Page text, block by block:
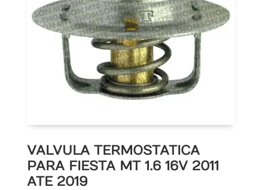
VALVULA TERMOSTATICA
PARA FIESTA MT 1.6 16V 2011
ATE 2019